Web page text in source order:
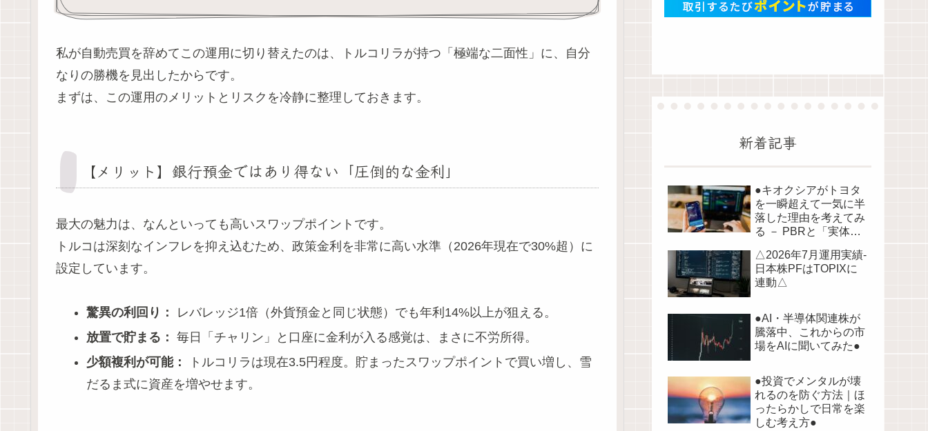
私が自動売買を辞めてこの運用に切り替えたのは、トルコリラが持つ「極端な二面性」に、自分
なりの勝機を見出したからです。
まずは、この運用のメリットとリスクを冷静に整理しておきます。
【メリット】銀行預金ではあり得ない「圧倒的な金利」
最大の魅力は、なんといっても高いスワップポイントです。
トルコは深刻なインフレを抑え込むため、政策金利を非常に高い水準（2026年現在で30%超）に
設定しています。
驚異の利回り：
レバレッジ1倍（外貨預金と同じ状態）でも年利14%以上が狙える。
放置で貯まる： 毎日「チャリン」と口座に金利が入る感覚は、まさに不労所得。
少額複利が可能：
トルコリラは現在3.5円程度。貯まったスワップポイントで買い増し、雪
だるま式に資産を増やせます。
新着記事
●キオクシアがトヨタ
を一瞬超えて一気に半
落した理由を考えてみ
る － PBRと「実体資
の構造●
△2026年7月運用実績-
日本株PFはTOPIXに
連動△
●AI・半導体関連株が
騰落中、これからの市
場をAIに聞いてみた●
●投資でメンタルが壊
れるのを防ぐ方法｜ほ
ったらかしで日常を楽
しむ考え方●